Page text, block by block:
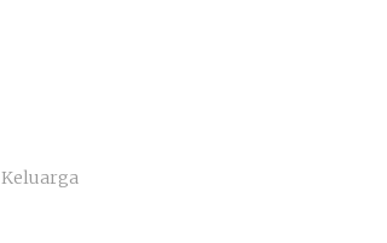
Keluarga